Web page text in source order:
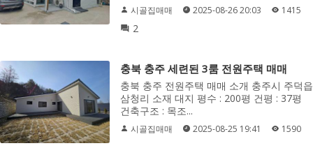
시골집매매 2025-08-26 20:03 1415
2
충북 충주 세련된 3룸 전원주택 매매
충북 충주 전원주택 매매 소개 충주시 주덕읍
삼청리 소재 대지 평수 : 200평 건평 : 37평
건축구조 : 목조...
시골집매매 2025-08-25 19:41 1590